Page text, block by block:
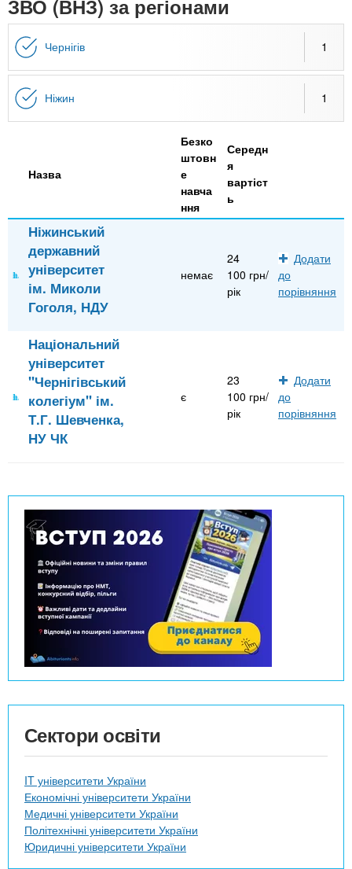
n
t
s
.
n
f
o
и
а
л
ЗВО (ВНЗ) за регіонами
Чернігів 1
Ніжин 1
Назва
Безко
штовн
е
навча
ння
Середн
я
вартіст
ь
Ніжинський
державний
університет
ім. Миколи
Гоголя, НДУ
немає
24
100 грн/
рік
Додати
до
порівняння
Національний
університет
"Чернігівський
колегіум" ім.
Т.Г. Шевченка,
НУ ЧК
є
23
100 грн/
рік
Додати
до
порівняння
Сектори освіти
IT університети України
Економічні університети України
Медичні університети України
Політехнічні університети України
Юридичні університети України